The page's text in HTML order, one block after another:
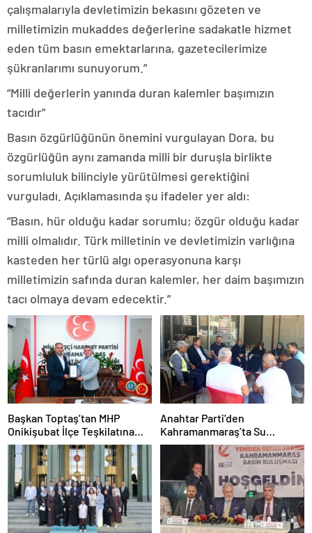
çalışmalarıyla devletimizin bekasını gözeten ve
milletimizin mukaddes değerlerine sadakatle hizmet
eden tüm basın emektarlarına, gazetecilerimize
şükranlarımı sunuyorum.”
“Milli değerlerin yanında duran kalemler başımızın
tacıdır”
Basın özgürlüğünün önemini vurgulayan Dora, bu
özgürlüğün aynı zamanda milli bir duruşla birlikte
sorumluluk bilinciyle yürütülmesi gerektiğini
vurguladı. Açıklamasında şu ifadeler yer aldı:
“Basın, hür olduğu kadar sorumlu; özgür olduğu kadar
milli olmalıdır. Türk milletinin ve devletimizin varlığına
kasteden her türlü algı operasyonuna karşı
milletimizin safında duran kalemler, her daim başımızın
tacı olmaya devam edecektir.”
Başkan Toptaş’tan MHP
Onikişubat İlçe Teşkilatına
Hayırlı Olsun Ziyareti
Anahtar Parti’den
Kahramanmaraş’ta Su
Kesintileri ve Altyapı